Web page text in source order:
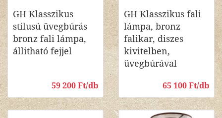
GH Klasszikus
stilusú üvegbúrás
bronz fali lámpa,
állitható fejjel
59 200 Ft/db
GH Klasszikus fali
lámpa, bronz
falikar, diszes
kivitelben,
üvegbúrával
65 100 Ft/db